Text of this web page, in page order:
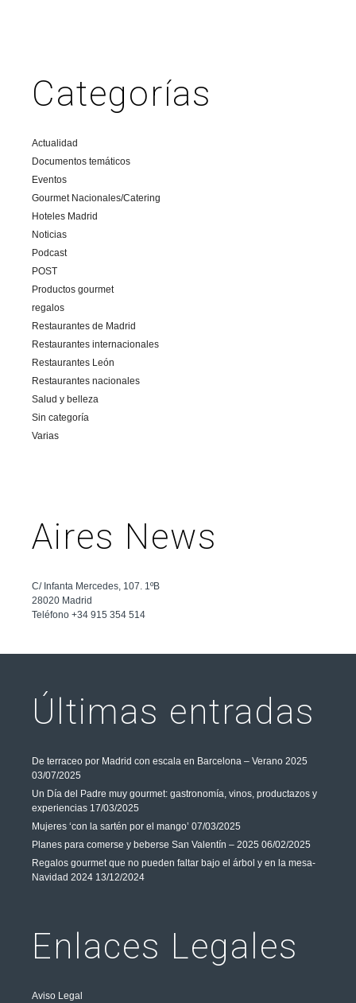
Categorías
Actualidad
Documentos temáticos
Eventos
Gourmet Nacionales/Catering
Hoteles Madrid
Noticias
Podcast
POST
Productos gourmet
regalos
Restaurantes de Madrid
Restaurantes internacionales
Restaurantes León
Restaurantes nacionales
Salud y belleza
Sin categoría
Varias
Aires News
C/ Infanta Mercedes, 107. 1ºB
28020 Madrid
Teléfono +34 915 354 514
Últimas entradas
De terraceo por Madrid con escala en Barcelona – Verano 2025
03/07/2025
Un Día del Padre muy gourmet: gastronomía, vinos, productazos y
experiencias 17/03/2025
Mujeres ‘con la sartén por el mango’ 07/03/2025
Planes para comerse y beberse San Valentín – 2025 06/02/2025
Regalos gourmet que no pueden faltar bajo el árbol y en la mesa-
Navidad 2024 13/12/2024
Enlaces Legales
Aviso Legal